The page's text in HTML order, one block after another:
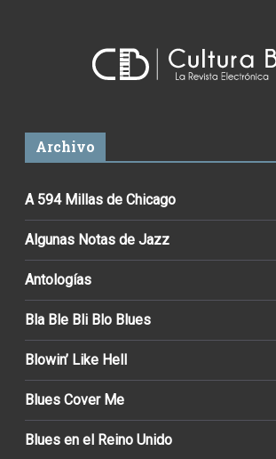
Archivo
A 594 Millas de Chicago
Algunas Notas de Jazz
Antologías
Bla Ble Bli Blo Blues
Blowin’ Like Hell
Blues Cover Me
Blues en el Reino Unido